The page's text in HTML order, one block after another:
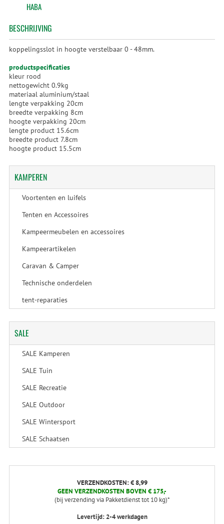
HABA
BESCHRIJVING
koppelingsslot in hoogte verstelbaar 0 - 48mm.
productspecificaties
kleur rood
nettogewicht 0.9kg
materiaal aluminium/staal
lengte verpakking 20cm
breedte verpakking 8cm
hoogte verpakking 20cm
lengte product 15.6cm
breedte product 7.8cm
hoogte product 15.5cm
KAMPEREN
Voortenten en luifels
Tenten en Accessoires
Kampeermeubelen en accessoires
Kampeerartikelen
Caravan & Camper
Technische onderdelen
tent-reparaties
SALE
SALE Kamperen
SALE Tuin
SALE Recreatie
SALE Outdoor
SALE Wintersport
SALE Schaatsen
VERZENDKOSTEN: € 8,99
GEEN VERZENDKOSTEN BOVEN € 175,-
(bij verzending via Pakketdienst tot 10 kg)*
Levertijd: 2-4 werkdagen